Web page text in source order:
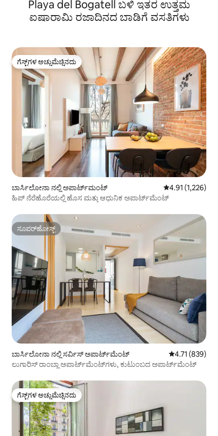
Playa del Bogatell ಬಳಿ ಇತರ ಉತ್ತಮ
ಐಷಾರಾಮಿ ರಜಾದಿನದ ಬಾಡಿಗೆ ವಸತಿಗಳು
ಗೆಸ್ಟ್‌ಗಳ ಅಚ್ಚುಮೆಚ್ಚಿನದು
ಗೆಸ್ಟ್‌ಗಳ ಅಚ್ಚುಮೆಚ್ಚಿನದು
ಬಾರ್ಸಿಲೋನಾ ನಲ್ಲಿ ಅಪಾರ್ಟ್‌ಮಂಟ್ 5 ರಲ್ಲಿ 4.91
4.91 (1,226)
ಹಿಪ್ ನೆರೆಹೊರೆಯಲ್ಲಿ ಹೊಸ ಮತ್ತು ಆಧುನಿಕ ಅಪಾರ್ಟ್‌ಮೆಂಟ್
ಸೂಪರ್‌ಹೋಸ್ಟ್
ಸೂಪರ್‌ಹೋಸ್ಟ್
ಬಾರ್ಸಿಲೋನಾ ನಲ್ಲಿ ಸರ್ವಿಸ್ ಅಪಾರ್ಟ್‌ಮೆಂಟ್ 5 ರಲ್ಲಿ 4.71
4.71 (839)
ಲುಗಾರಿಸ್ ರಾಂಬ್ಲಾ ಅಪಾರ್ಟ್‌ಮೆಂಟ್‌ಗಳು, ಕುಟುಂಬದ ಅಪಾರ್ಟ್‌ಮೆಂಟ್
ಗೆಸ್ಟ್‌ಗಳ ಅಚ್ಚುಮೆಚ್ಚಿನದು
ಗೆಸ್ಟ್‌ಗಳ ಅಚ್ಚುಮೆಚ್ಚಿನದು